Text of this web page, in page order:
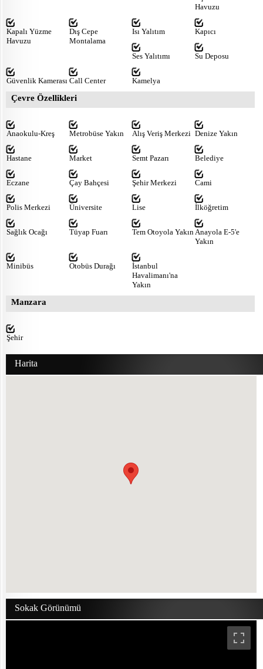
Havuzu
Kapalı Yüzme
Havuzu
Dış Cepe
Montalama
Isı Yalıtım Kapıcı
Ses Yalıtımı Su Deposu
Güvenlik Kamerası Call Center Kamelya
Çevre Özellikleri
Anaokulu-Kreş Metrobüse Yakın Alış Veriş Merkezi Denize Yakın
Hastane Market Semt Pazarı Belediye
Eczane Çay Bahçesi Şehir Merkezi Cami
Polis Merkezi Üniversite Lise İlköğretim
Sağlık Ocağı Tüyap Fuarı Tem Otoyola Yakın Anayola E-5'e
Yakın
Minibüs Otobüs Durağı
İstanbul
Havalimanı'na
Yakın
Manzara
Şehir
Harita
Sokak Görünümü